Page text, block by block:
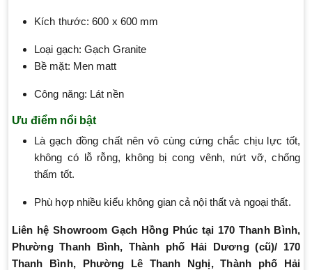
Kích thước: 600 x 600 mm
Loại gạch: Gạch Granite
Bề mặt: Men matt
Công năng: Lát nền
Ưu điểm nổi bật
Là gạch đồng chất nên vô cùng cứng chắc chịu lực tốt,
không có lỗ rỗng, không bị cong vênh, nứt vỡ, chống
thấm tốt.
Phù hợp nhiều kiểu không gian cả nội thất và ngoại thất.
Liên hệ Showroom Gạch Hồng Phúc tại 170 Thanh Bình,
Phường Thanh Bình, Thành phố Hải Dương (cũ)/ 170
Thanh Bình, Phường Lê Thanh Nghị, Thành phố Hải